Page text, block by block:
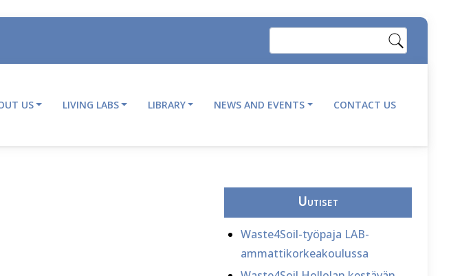
US LIVING LABS LIBRARY NEWS AND EVENTS CONTACT US
Uutiset
Waste4Soil-työpaja LAB-
ammattikorkeakoulussa